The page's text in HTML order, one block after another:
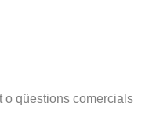
o qüestions comercials